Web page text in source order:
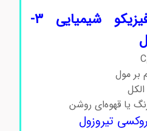
🔬 ویژگی‌های فیزیکو شیمیایی ۳-
قهوه‌ای روشن